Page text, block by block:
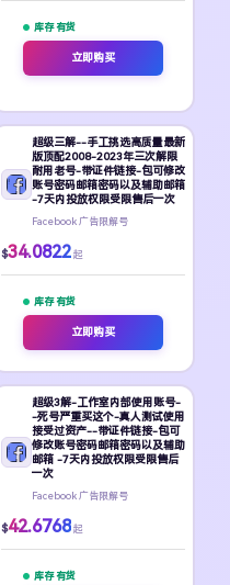
库存 有货
立即购买
超级三解--手工挑选高质量最新
版顶配2008-2023年三次解限
耐用老号-带证件链接-包可修改
账号密码邮箱密码以及辅助邮箱
-7天内投放权限受限售后一次
Facebook 广告限解号
$34.0822 起
库存 有货
立即购买
超级3解-工作室内部使用账号-
-死号严重买这个-真人测试使用
接受过资产--带证件链接-包可
修改账号密码邮箱密码以及辅助
邮箱 -7天内投放权限受限售后
一次
Facebook 广告限解号
$42.6768 起
库存 有货